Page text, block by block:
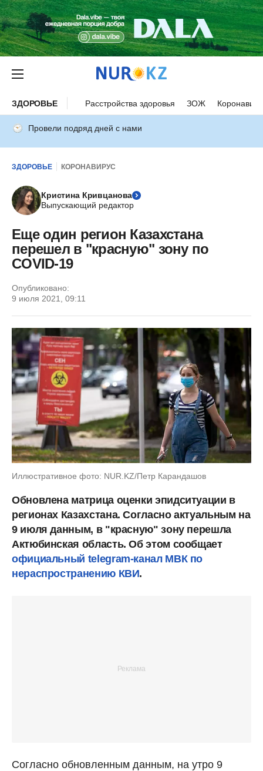
ЗДОРОВЬЕ Расстройства здоровья ЗОЖ
Провели подряд дней с нами
ЗДОРОВЬЕ КОРОНАВИРУС
Кристина Кривцанова
Выпускающий редактор
Еще один регион Казахстана
перешел в "красную" зону по
COVID-19
Опубликовано:
9 июля 2021, 09:11
Иллюстративное фото: NUR.KZ/Петр Карандашов
Обновлена матрица оценки эпидситуации в
регионах Казахстана. Согласно актуальным на
9 июля данным, в "красную" зону перешла
Актюбинская область. Об этом сообщает
официальный telegram-канал МВК по
нераспространению КВИ.
Согласно обновленным данным, на утро 9